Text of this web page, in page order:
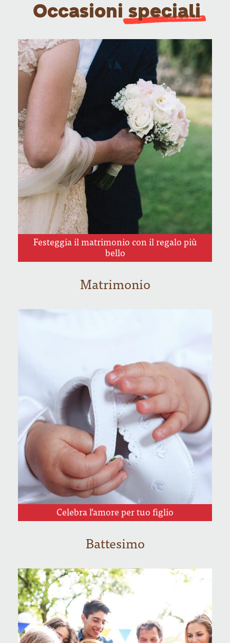
Occasioni speciali
Festeggia il matrimonio con il regalo più
bello
Matrimonio
Celebra l’amore per tuo figlio
Battesimo